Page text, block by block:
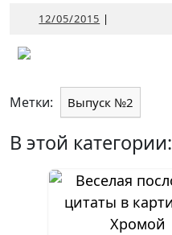
12/05/2015 12/05/2015
|
Метки: Выпуск №2
В этой категории: